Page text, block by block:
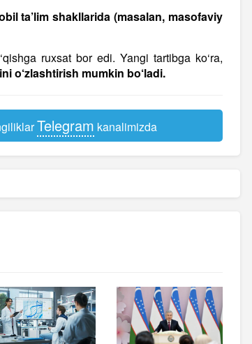
ta’lim shakllarida (masalan, masofaviy
ruxsat bor edi. Yangi tartibga ko‘ra,
o‘zlashtirish mumkin bo‘ladi.
Telegram kanalimizda